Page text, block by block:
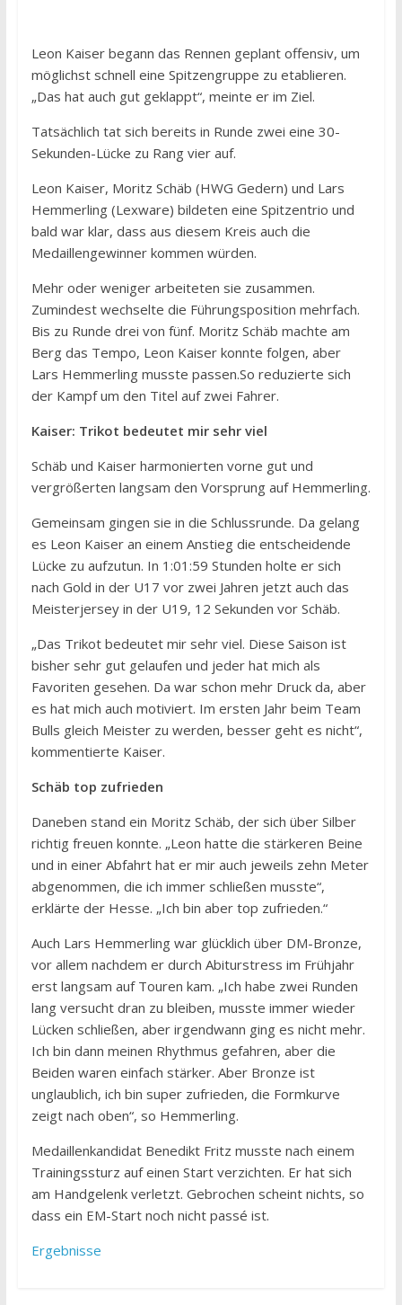
Leon Kaiser begann das Rennen geplant offensiv, um
möglichst schnell eine Spitzengruppe zu etablieren.
„Das hat auch gut geklappt“, meinte er im Ziel.
Tatsächlich tat sich bereits in Runde zwei eine 30-
Sekunden-Lücke zu Rang vier auf.
Leon Kaiser, Moritz Schäb (HWG Gedern) und Lars
Hemmerling (Lexware) bildeten eine Spitzentrio und
bald war klar, dass aus diesem Kreis auch die
Medaillengewinner kommen würden.
Mehr oder weniger arbeiteten sie zusammen.
Zumindest wechselte die Führungsposition mehrfach.
Bis zu Runde drei von fünf. Moritz Schäb machte am
Berg das Tempo, Leon Kaiser konnte folgen, aber
Lars Hemmerling musste passen.So reduzierte sich
der Kampf um den Titel auf zwei Fahrer.
Kaiser: Trikot bedeutet mir sehr viel
Schäb und Kaiser harmonierten vorne gut und
vergrößerten langsam den Vorsprung auf Hemmerling.
Gemeinsam gingen sie in die Schlussrunde. Da gelang
es Leon Kaiser an einem Anstieg die entscheidende
Lücke zu aufzutun. In 1:01:59 Stunden holte er sich
nach Gold in der U17 vor zwei Jahren jetzt auch das
Meisterjersey in der U19, 12 Sekunden vor Schäb.
„Das Trikot bedeutet mir sehr viel. Diese Saison ist
bisher sehr gut gelaufen und jeder hat mich als
Favoriten gesehen. Da war schon mehr Druck da, aber
es hat mich auch motiviert. Im ersten Jahr beim Team
Bulls gleich Meister zu werden, besser geht es nicht“,
kommentierte Kaiser.
Schäb top zufrieden
Daneben stand ein Moritz Schäb, der sich über Silber
richtig freuen konnte. „Leon hatte die stärkeren Beine
und in einer Abfahrt hat er mir auch jeweils zehn Meter
abgenommen, die ich immer schließen musste“,
erklärte der Hesse. „Ich bin aber top zufrieden.“
Auch Lars Hemmerling war glücklich über DM-Bronze,
vor allem nachdem er durch Abiturstress im Frühjahr
erst langsam auf Touren kam. „Ich habe zwei Runden
lang versucht dran zu bleiben, musste immer wieder
Lücken schließen, aber irgendwann ging es nicht mehr.
Ich bin dann meinen Rhythmus gefahren, aber die
Beiden waren einfach stärker. Aber Bronze ist
unglaublich, ich bin super zufrieden, die Formkurve
zeigt nach oben“, so Hemmerling.
Medaillenkandidat Benedikt Fritz musste nach einem
Trainingssturz auf einen Start verzichten. Er hat sich
am Handgelenk verletzt. Gebrochen scheint nichts, so
dass ein EM-Start noch nicht passé ist.
Ergebnisse